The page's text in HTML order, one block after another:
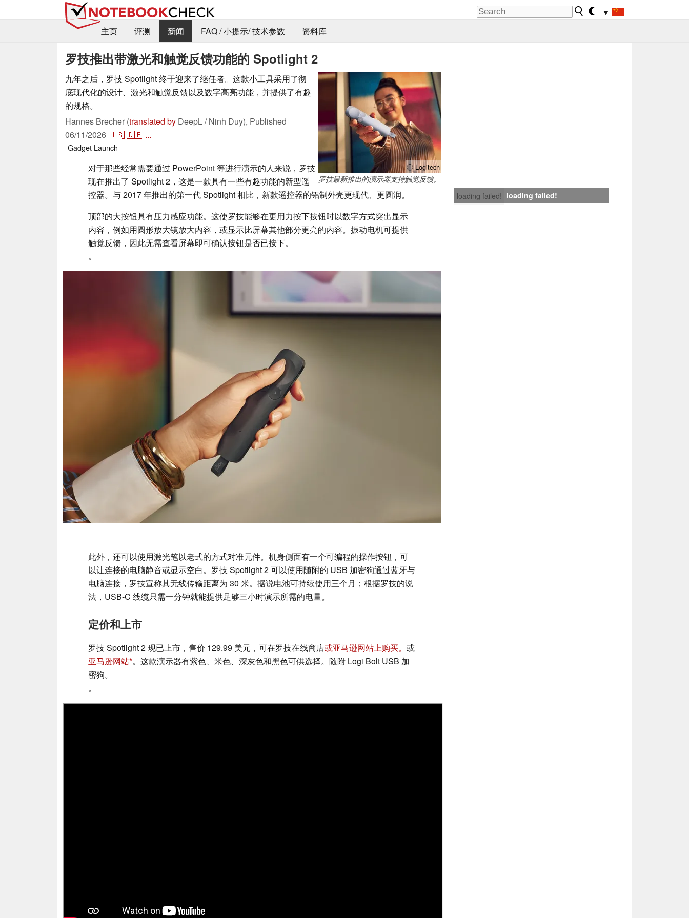
▼
主页
评测 新闻 FAQ / 小提示/ 技术参数 资料库
罗技推出带激光和触觉反馈功能的 Spotlight 2
ⓘ Logitech
罗技最新推出的演示器支持触觉反馈。
九年之后，罗技 Spotlight 终于迎来了继任者。这款小工具采用了彻
底现代化的设计、激光和触觉反馈以及数字高亮功能，并提供了有趣
的规格。
Hannes Brecher (translated by DeepL / Ninh Duy), Published
06/11/2026🇺🇸🇩🇪 ...
Gadget Launch
loading failed! loading failed!
对于那些经常需要通过 PowerPoint 等进行演示的人来说，罗技
现在推出了 Spotlight 2，这是一款具有一些有趣功能的新型遥
控器。与 2017 年推出的第一代 Spotlight 相比，新款遥控器的铝制外壳更现代、更圆润。
顶部的大按钮具有压力感应功能。这使罗技能够在更用力按下按钮时以数字方式突出显示
内容，例如用圆形放大镜放大内容，或显示比屏幕其他部分更亮的内容。振动电机可提供
触觉反馈，因此无需查看屏幕即可确认按钮是否已按下。
。
此外，还可以使用激光笔以老式的方式对准元件。机身侧面有一个可编程的操作按钮，可
以让连接的电脑静音或显示空白。罗技 Spotlight 2 可以使用随附的 USB 加密狗通过蓝牙与
电脑连接，罗技宣称其无线传输距离为 30 米。据说电池可持续使用三个月；根据罗技的说
法，USB-C 线缆只需一分钟就能提供足够三小时演示所需的电量。
定价和上市
罗技 Spotlight 2 现已上市，售价 129.99 美元，可在罗技在线商店或亚马逊网站上购买。 或
亚马逊网站 。这款演示器有紫色、米色、深灰色和黑色可供选择。随附 Logi Bolt USB 加
密狗。
。